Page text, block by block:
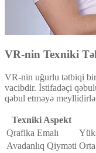
VR-nin Texniki
VR-nin uğurlu tətbiqi bir
vacibdir. İstifadəçi
qəbul etməyə
Texniki Aspekt
Qrafika Emalı
Avadanlıq Qiyməti